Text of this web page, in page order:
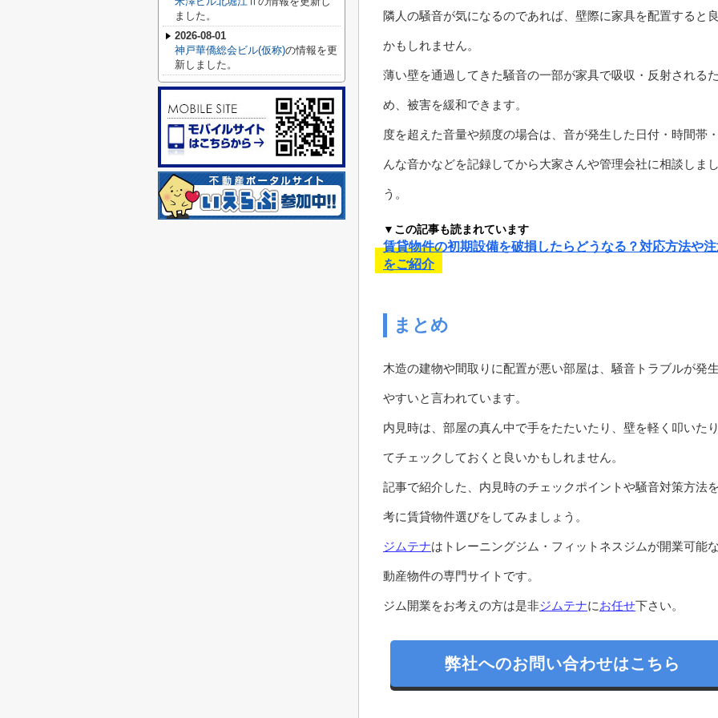
隣人の騒音が気になるのであれば、壁際に家具を配置すると
かもしれません。
薄い壁を通過してきた騒音の一部が家具で吸収・反射されるた
め、被害を緩和できます。
度を超えた音量や頻度の場合は、音が発生した日付・時間帯
んな音かなどを記録してから大家さんや管理会社に相談しま
う。
▼この記事も読まれています
賃貸物件の初期設備を破損したらどうなる？対応方法や
をご紹介
まとめ
木造の建物や間取りに配置が悪い部屋は、騒音トラブルが発
やすいと言われています。
内見時は、部屋の真ん中で手をたたいたり、壁を軽く叩いた
てチェックしておくと良いかもしれません。
記事で紹介した、内見時のチェックポイントや騒音対策方法
考に賃貸物件選びをしてみましょう。
ジムテナはトレーニングジム・フィットネスジムが開業可能
動産物件の専門サイトです。
ジム開業をお考えの方は是非ジムテナにお任せ下さい。
弊社へのお問い合わせはこちら
ました。
2026-08-01
神戸華僑総会ビル(仮称)の情報を更
新しました。